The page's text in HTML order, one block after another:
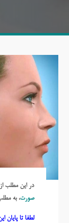
در این مطلب
صورت، به
لطفا تا پایان